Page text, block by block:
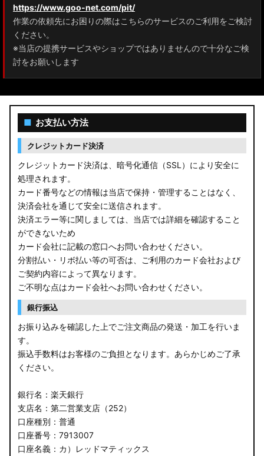
M900A/M910A ルーミー
A200A/A210A ライズ
E52 エルグランド
T32 エクストレイル
C28 セレナ
B21A デイズルークス
E13 ノート
E12 ノート
B44A/B45A B47A/B48A ルークス ハイウェイスター
JF3/4 N-BOX カスタム
JH3/4 N-WGN
JH1/2 N-WGN
RT5/6 RW1/2 CR-V
RU3/4 ヴェゼル
JW5 S660
https://www.goo-net.com/pit/
作業の依頼先にお困りの際はこちらのサービスのご利用をご検討
ください。
※当店の提携サービスやショップではありませんので十分なご検
討をお願いします
■ お支払い方法
クレジットカード決済
クレジットカード決済は、暗号化通信（SSL）により安全に
処理されます。
カード番号などの情報は当店で保持・管理することはなく、
決済会社を通じて安全に送信されます。
決済エラー等に関しましては、当店では詳細を確認すること
ができないため
カード会社に記載の窓口へお問い合わせください。
分割払い・リボ払い等の可否は、ご利用のカード会社および
ご契約内容によって異なります。
ご不明な点はカード会社へお問い合わせください。
銀行振込
お振り込みを確認した上でご注文商品の発送・加工を行いま
す。
振込手数料はお客様のご負担となります。あらかじめご了承
ください。
銀行名：楽天銀行
支店名：第二営業支店（252）
口座種別：普通
口座番号：7913007
口座名義：カ）レッドマティックス